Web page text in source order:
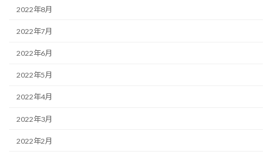
2022年8月
2022年7月
2022年6月
2022年5月
2022年4月
2022年3月
2022年2月